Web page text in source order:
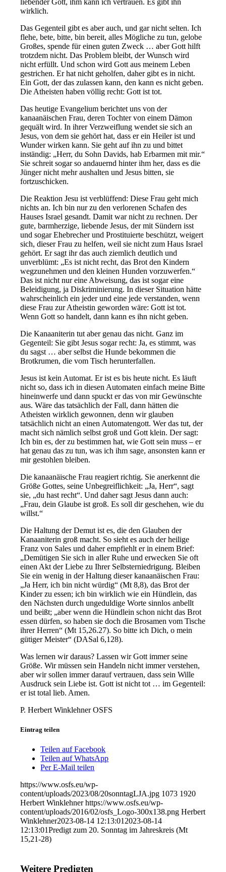
wirklich.
Das Gegenteil gibt es aber auch, und gar nicht selten. Ich
flehe, bete, bitte, bin bereit, alles Mögliche zu tun, gelobe
Großes, spende für einen guten Zweck … aber Gott hilft
trotzdem nicht. Das Problem bleibt, der Wunsch wird
nicht erfüllt. Und schon wird Gott aus meinem Leben
gestrichen. Er hat nicht geholfen, daher gibt es in nicht.
Ein Gott, der das zulassen kann, den kann es nicht geben.
Die Atheisten haben völlig recht: Gott ist tot.
Das heutige Evangelium berichtet uns von der
kanaanäischen Frau, deren Tochter von einem Dämon
gequält wird. In ihrer Verzweiflung wendet sie sich an
Jesus, von dem sie gehört hat, dass er ein Heiler ist und
Wunder wirken kann. Sie geht auf ihn zu und bittet
inständig: „Herr, du Sohn Davids, hab Erbarmen mit mir.“
Sie schreit sogar so andauernd hinter ihm her, dass es die
Jünger nicht mehr aushalten und Jesus bitten, sie
fortzuschicken.
Die Reaktion Jesu ist verblüffend: Diese Frau geht mich
nichts an. Ich bin nur zu den verlorenen Schafen des
Hauses Israel gesandt. Damit war nicht zu rechnen. Der
gute, barmherzige, liebende Jesus, der mit Sündern isst
und sogar Ehebrecher und Prostituierte beschützt, weigert
sich, dieser Frau zu helfen, weil sie nicht zum Haus Israel
gehört. Er sagt ihr das auch ziemlich deutlich und
unverblümt: „Es ist nicht recht, das Brot den Kindern
wegzunehmen und den kleinen Hunden vorzuwerfen.“
Das ist nicht nur eine Abweisung, das ist sogar eine
Beleidigung, ja Diskriminierung. In dieser Situation hätte
wahrscheinlich ein jeder und eine jede verstanden, wenn
diese Frau zur Atheistin geworden wäre: Gott ist tot.
Wenn Gott so handelt, dann kann es ihn nicht geben.
Die Kanaaniterin tut aber genau das nicht. Ganz im
Gegenteil: Sie gibt Jesus sogar recht: Ja, es stimmt, was
du sagst … aber selbst die Hunde bekommen die
Brotkrumen, die vom Tisch herunterfallen.
Jesus ist kein Automat. Er ist es bis heute nicht. Es läuft
nicht so, dass ich in diesen Automaten einfach meine Bitte
hineinwerfe und dann spuckt er das von mir Gewünschte
aus. Wäre das tatsächlich der Fall, dann hätten die
Atheisten wirklich gewonnen, denn wir glauben
tatsächlich nicht an einen Automatengott. Wer das tut, der
macht sich nämlich selbst groß und Gott klein. Der sagt:
Ich bin es, der zu bestimmen hat, wie Gott sein muss – er
hat genau das zu tun, was ich ihm sage, ansonsten kann er
mir gestohlen bleiben.
Die kanaanäische Frau reagiert richtig. Sie anerkennt die
Größe Gottes, seine Unbegreiflichkeit: „Ja, Herr“, sagt
sie, „du hast recht“. Und daher sagt Jesus dann auch:
„Frau, dein Glaube ist groß. Es soll dir geschehen, wie du
willst.“
Die Haltung der Demut ist es, die den Glauben der
Kanaaniterin groß macht. So sieht es auch der heilige
Franz von Sales und daher empfiehlt er in einem Brief:
„Demütigen Sie sich in aller Ruhe und erwecken Sie oft
einen Akt der Liebe zu Ihrer Selbsterniedrigung. Bleiben
Sie ein wenig in der Haltung dieser kanaanäischen Frau:
„Ja Herr, ich bin nicht würdig“ (Mt 8,8), das Brot der
Kinder zu essen; ich bin wirklich wie ein Hündlein, das
den Nächsten durch ungeduldige Worte sinnlos anbellt
und beißt; „aber wenn die Hündlein schon nicht das Brot
essen dürfen, so haben sie doch die Brosamen vom Tische
ihrer Herren“ (Mt 15,26.27). So bitte ich Dich, o mein
gütiger Meister“ (DASal 6,128).
Was lernen wir daraus? Lassen wir Gott immer seine
Größe. Wir müssen sein Handeln nicht immer verstehen,
aber wir sollen immer darauf vertrauen, dass sein Wille
Ausdruck sein Liebe ist. Gott ist nicht tot … im Gegenteil:
er ist total lieb. Amen.
P. Herbert Winklehner OSFS
Eintrag teilen
Teilen auf Facebook
Teilen auf WhatsApp
Per E-Mail teilen
https://www.osfs.eu/wp-
content/uploads/2023/08/20sonntagLJA.jpg 1073 1920
Herbert Winklehner https://www.osfs.eu/wp-
content/uploads/2016/02/osfs_Logo-300x138.png Herbert
Winklehner2023-08-14 12:13:01 2023-08-14
12:13:01Predigt zum 20. Sonntag im Jahreskreis (Mt
15,21-28)
Weitere Predigten